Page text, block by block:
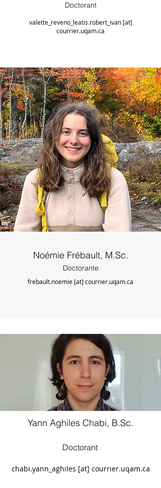
Doctorant
valette_reveno_leatis.robert_ivan [at]
courrier.uqam.ca
Noémie Frébault, M.Sc.
Doctorante
frebault.noemie [at] courrier.uqam.ca
Yann Aghiles Chabi, B.Sc.
Doctorant
chabi.yann_aghiles [at] courrier.uqam.ca